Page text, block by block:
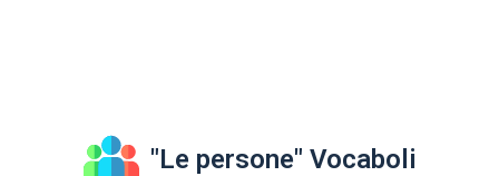
"Le persone" Vocaboli